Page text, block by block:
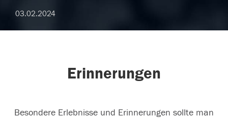
03.02.2024
Erinnerungen
Besondere Erlebnisse und Erinnerungen sollte man